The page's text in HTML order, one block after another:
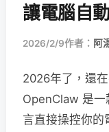
讓電腦自
2026/2/9作者： 阿
2026年了，還
OpenClaw 是一
言直接操控你的